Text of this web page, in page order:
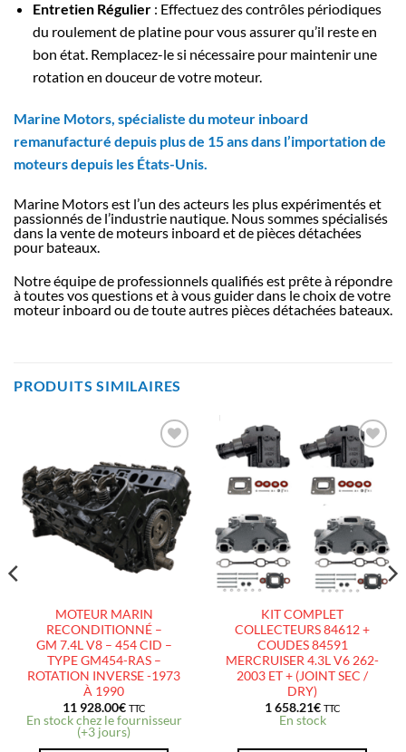
Entretien Régulier: Effectuez des contrôles périodiques
du roulement de platine pour vous assurer qu’il reste en
bon état. Remplacez-le si nécessaire pour maintenir une
rotation en douceur de votre moteur.
Marine Motors, spécialiste du moteur inboard
remanufacturé depuis plus de 15 ans dans l’importation de
moteurs depuis les États-Unis.
Marine Motors est l’un des acteurs les plus expérimentés et
passionnés de l’industrie nautique. Nous sommes spécialisés
dans la vente de moteurs inboard et de pièces détachées
pour bateaux.
Notre équipe de professionnels qualifiés est prête à répondre
à toutes vos questions et à vous guider dans le choix de votre
moteur inboard ou de toute autres pièces détachées bateaux.
PRODUITS SIMILAIRES
AJOUTER
À LA
LISTE
D’ENVIES
MOTEUR MARIN
RECONDITIONNÉ –
GM 7.4L V8 – 454 CID –
TYPE GM454-RAS –
ROTATION INVERSE -1973
À 1990
11 928.00€ TTC
En stock chez le fournisseur
(+3 jours)
AJOUTER
À LA
LISTE
D’ENVIES
KIT COMPLET
COLLECTEURS 84612 +
COUDES 84591
MERCRUISER 4.3L V6 262-
2003 ET + (JOINT SEC /
DRY)
1 658.21€ TTC
En stock